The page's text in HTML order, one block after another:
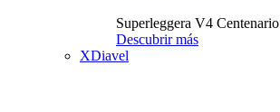
Superleggera V4 Centenario
Descubrir más
XDiavel